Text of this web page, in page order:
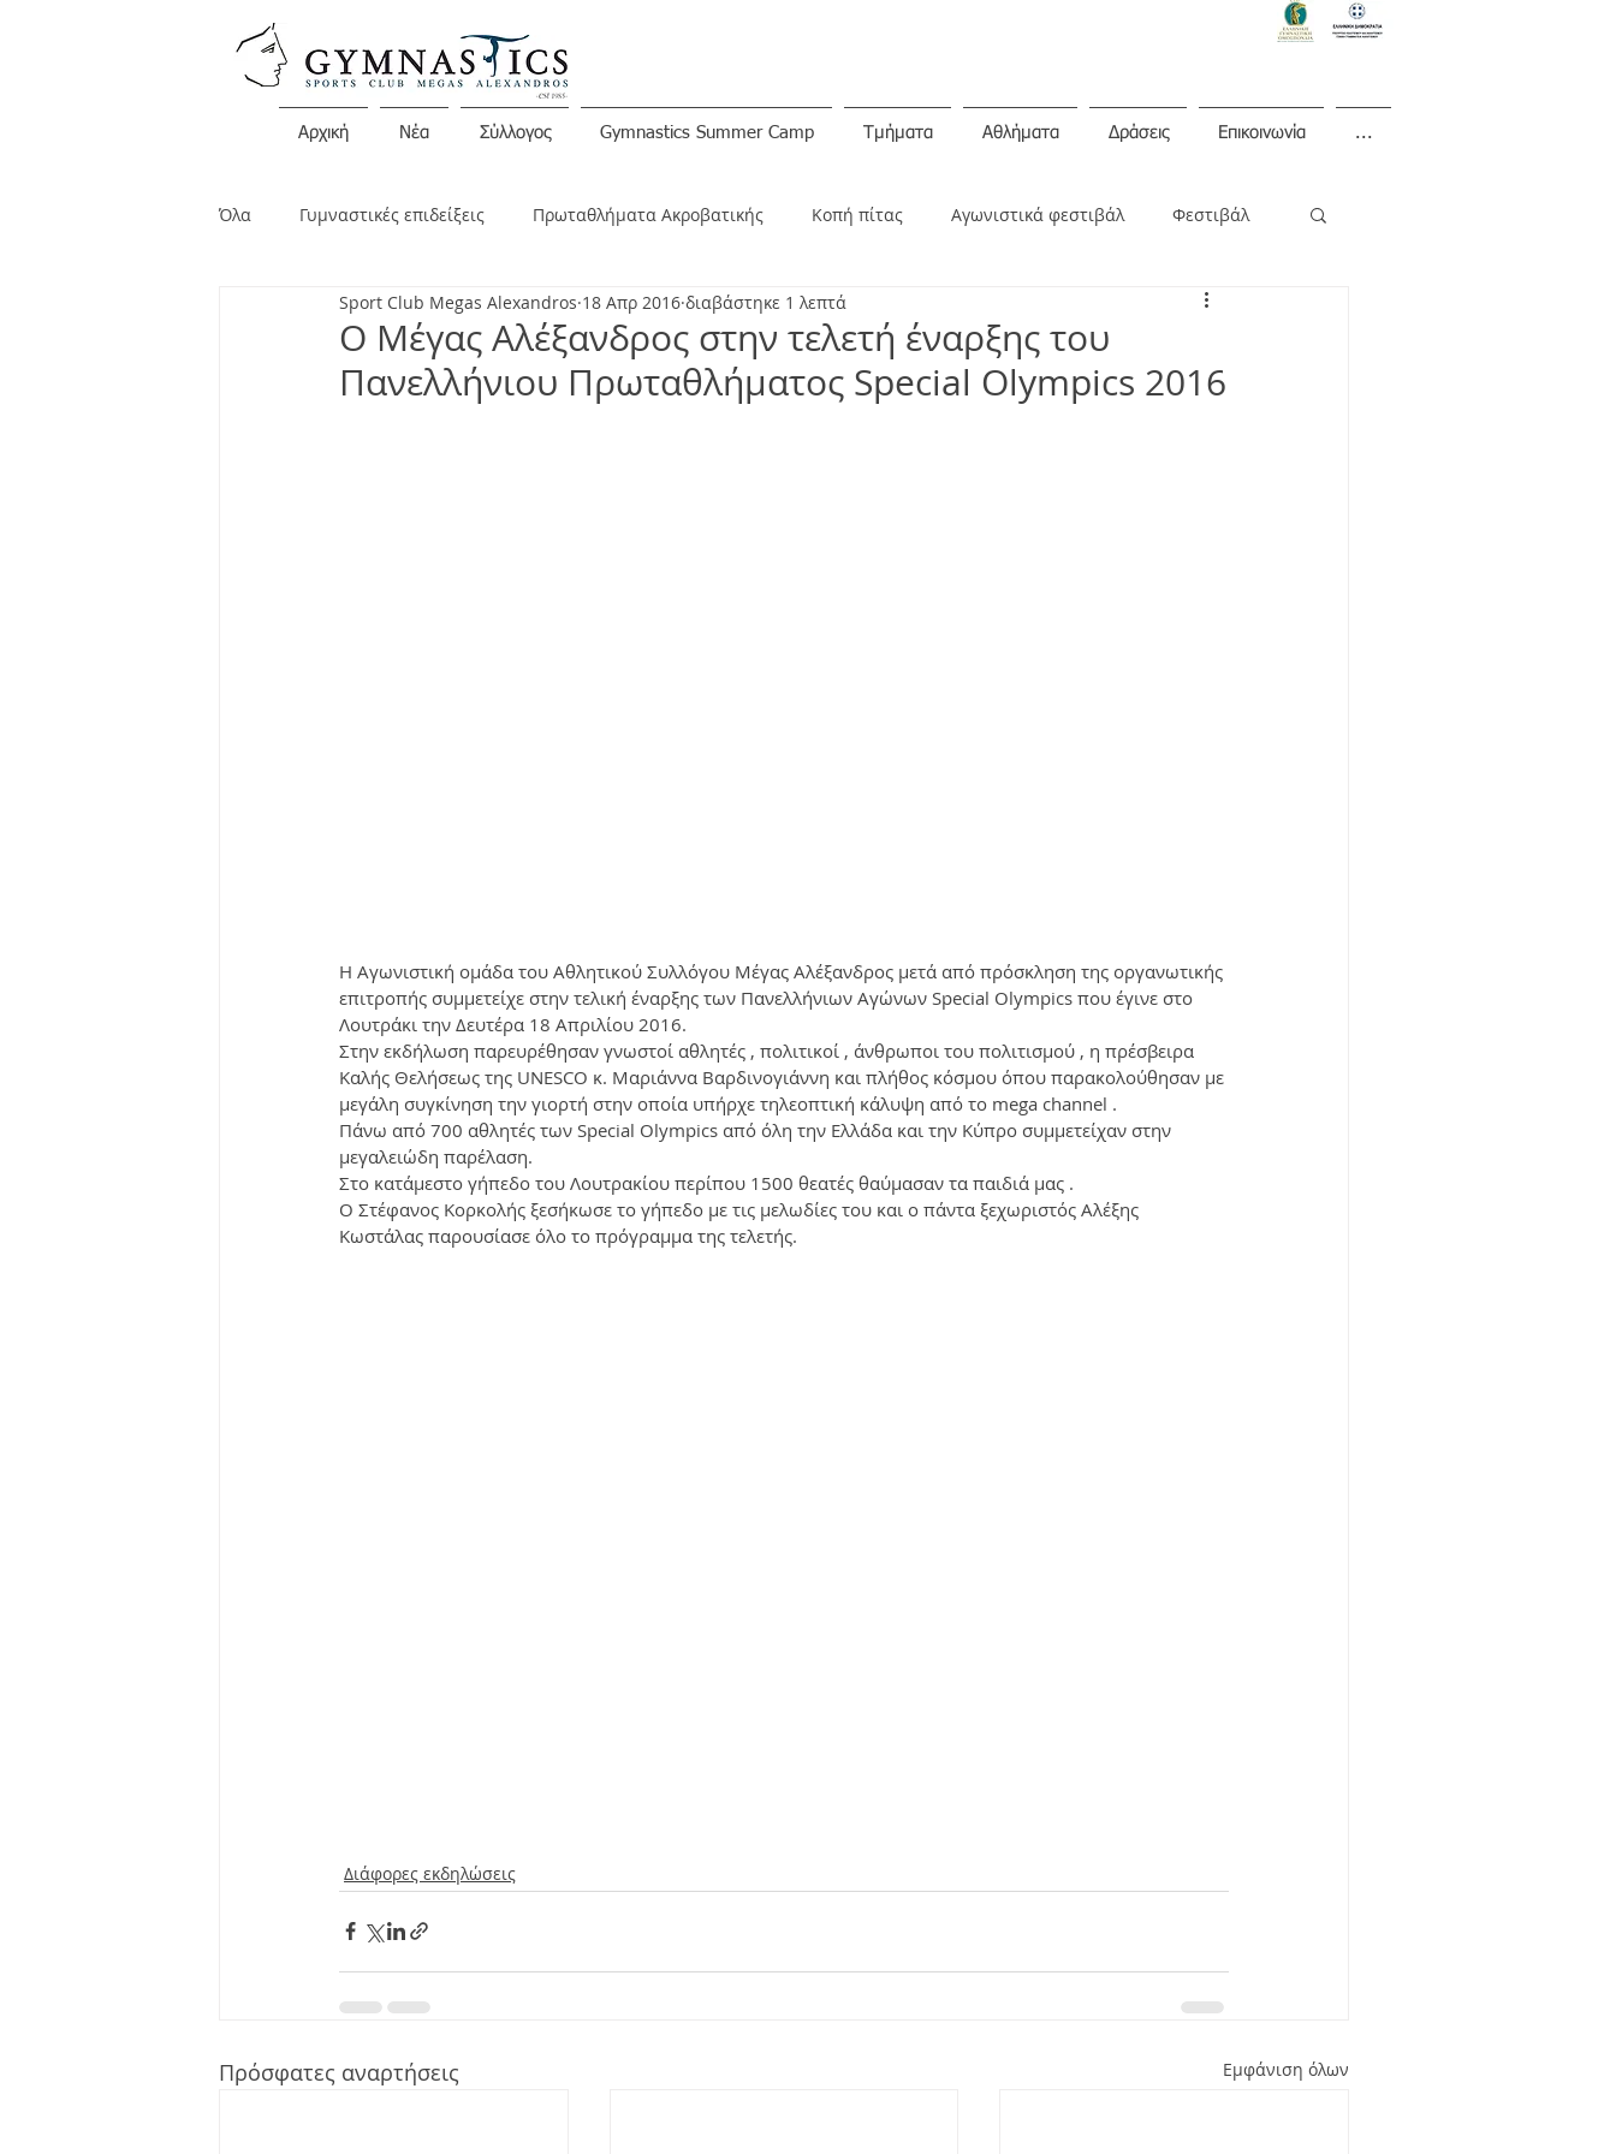
Αρχική Νέα Σύλλογος Gymnastics Summer Camp Τμήματα Αθλήματα Δράσεις Επικοινωνία ...
Όλα Γυμναστικές επιδείξεις Πρωταθλήματα Ακροβατικής Κοπή πίτας Αγωνιστικά φεστιβάλ Φεστιβάλ
Διάφορες εκδηλώσεις Ανακοινώσεις
Ο Μέγας Αλέξανδρος στην τελετή έναρξης του
Πανελλήνιου Πρωταθλήματος Special Olympics 2016
Sport Club Megas Alexandros 18 Απρ 2016 διαβάστηκε 1 λεπτά
Η Αγωνιστική ομάδα του Αθλητικού Συλλόγου Μέγας Αλέξανδρος μετά από πρόσκληση της οργανωτικής
επιτροπής συμμετείχε στην τελική έναρξης των Πανελλήνιων Αγώνων Special Olympics που έγινε στο
Λουτράκι την Δευτέρα 18 Απριλίου 2016.
Στην εκδήλωση παρευρέθησαν γνωστοί αθλητές , πολιτικοί , άνθρωποι του πολιτισμού , η πρέσβειρα
Καλής Θελήσεως της UNESCO κ. Μαριάννα Βαρδινογιάννη και πλήθος κόσμου όπου παρακολούθησαν με
μεγάλη συγκίνηση την γιορτή στην οποία υπήρχε τηλεοπτική κάλυψη από το mega channel .
Πάνω από 700 αθλητές των Special Olympics από όλη την Ελλάδα και την Κύπρο συμμετείχαν στην
μεγαλειώδη παρέλαση.
Στο κατάμεστο γήπεδο του Λουτρακίου περίπου 1500 θεατές θαύμασαν τα παιδιά μας .
Ο Στέφανος Κορκολής ξεσήκωσε το γήπεδο με τις μελωδίες του και ο πάντα ξεχωριστός Αλέξης
Κωστάλας παρουσίασε όλο το πρόγραμμα της τελετής.
Διάφορες εκδηλώσεις
Πρόσφατες αναρτήσεις Εμφάνιση όλων